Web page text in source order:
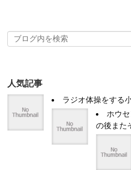
人気記事
ラジオ体操をする
ホウ
の後また